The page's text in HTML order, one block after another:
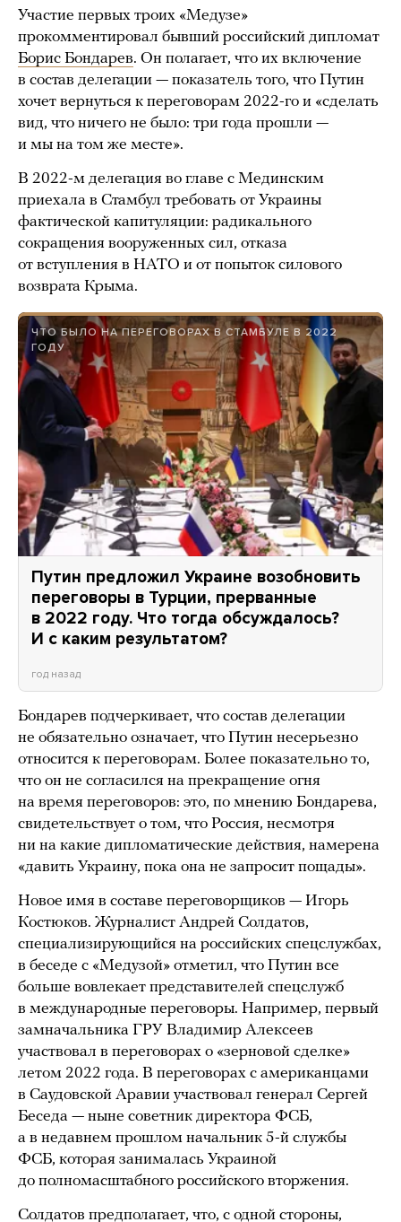
Участие первых троих «Медузе»
прокомментировал бывший российский дипломат
Борис Бондарев. Он полагает, что их включение
в состав делегации — показатель того, что Путин
хочет вернуться к переговорам 2022-го и «сделать
вид, что ничего не было: три года прошли —
и мы на том же месте».
В 2022-м делегация во главе с Мединским
приехала в Стамбул требовать от Украины
фактической капитуляции: радикального
сокращения вооруженных сил, отказа
от вступления в НАТО и от попыток силового
возврата Крыма.
ЧТО БЫЛО НА ПЕРЕГОВОРАХ В СТАМБУЛЕ В 2022
ГОДУ
Путин предложил Украине возобновить
переговоры в Турции, прерванные
в 2022 году. Что тогда обсуждалось?
И с каким результатом?
год назад
Бондарев подчеркивает, что состав делегации
не обязательно означает, что Путин несерьезно
относится к переговорам. Более показательно то,
что он не согласился на прекращение огня
на время переговоров: это, по мнению Бондарева,
свидетельствует о том, что Россия, несмотря
ни на какие дипломатические действия, намерена
«давить Украину, пока она не запросит пощады».
Новое имя в составе переговорщиков — Игорь
Костюков. Журналист Андрей Солдатов,
специализирующийся на российских спецслужбах,
в беседе с «Медузой» отметил, что Путин все
больше вовлекает представителей спецслужб
в международные переговоры. Например, первый
замначальника ГРУ Владимир Алексеев
участвовал в переговорах о «зерновой сделке»
летом 2022 года. В переговорах с американцами
в Саудовской Аравии участвовал генерал Сергей
Беседа — ныне советник директора ФСБ,
а в недавнем прошлом начальник 5-й службы
ФСБ, которая занималась Украиной
до полномасштабного российского вторжения.
Солдатов предполагает, что, с одной стороны,